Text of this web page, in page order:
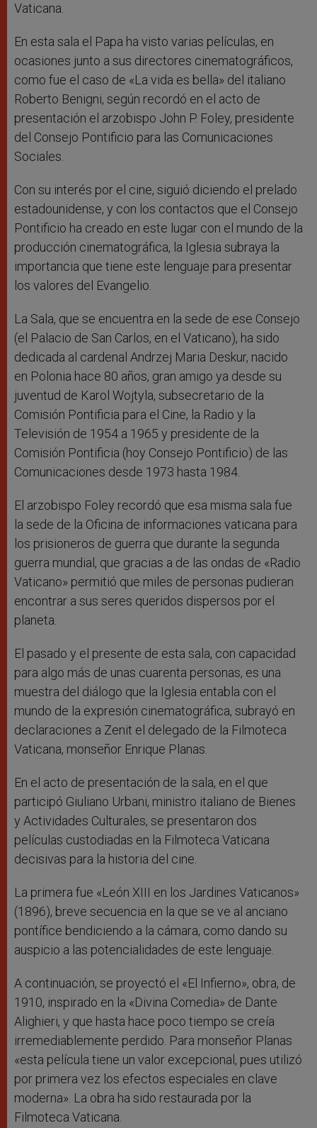
Vaticana.
En esta sala el Papa ha visto varias películas, en
ocasiones junto a sus directores cinematográficos,
como fue el caso de «La vida es bella» del italiano
Roberto Benigni, según recordó en el acto de
presentación el arzobispo John P. Foley, presidente
del Consejo Pontificio para las Comunicaciones
Sociales.
Con su interés por el cine, siguió diciendo el prelado
estadounidense, y con los contactos que el Consejo
Pontificio ha creado en este lugar con el mundo de la
producción cinematográfica, la Iglesia subraya la
importancia que tiene este lenguaje para presentar
los valores del Evangelio.
La Sala, que se encuentra en la sede de ese Consejo
(el Palacio de San Carlos, en el Vaticano), ha sido
dedicada al cardenal Andrzej Maria Deskur, nacido
en Polonia hace 80 años, gran amigo ya desde su
juventud de Karol Wojtyla, subsecretario de la
Comisión Pontificia para el Cine, la Radio y la
Televisión de 1954 a 1965 y presidente de la
Comisión Pontificia (hoy Consejo Pontificio) de las
Comunicaciones desde 1973 hasta 1984.
El arzobispo Foley recordó que esa misma sala fue
la sede de la Oficina de informaciones vaticana para
los prisioneros de guerra que durante la segunda
guerra mundial, que gracias a de las ondas de «Radio
Vaticano» permitió que miles de personas pudieran
encontrar a sus seres queridos dispersos por el
planeta.
El pasado y el presente de esta sala, con capacidad
para algo más de unas cuarenta personas, es una
muestra del diálogo que la Iglesia entabla con el
mundo de la expresión cinematográfica, subrayó en
declaraciones a Zenit el delegado de la Filmoteca
Vaticana, monseñor Enrique Planas.
En el acto de presentación de la sala, en el que
participó Giuliano Urbani, ministro italiano de Bienes
y Actividades Culturales, se presentaron dos
películas custodiadas en la Filmoteca Vaticana
decisivas para la historia del cine.
La primera fue «León XIII en los Jardines Vaticanos»
(1896), breve secuencia en la que se ve al anciano
pontífice bendiciendo a la cámara, como dando su
auspicio a las potencialidades de este lenguaje.
A continuación, se proyectó el «El Infierno», obra, de
1910, inspirado en la «Divina Comedia» de Dante
Alighieri, y que hasta hace poco tiempo se creía
irremediablemente perdido. Para monseñor Planas
«esta película tiene un valor excepcional, pues utilizó
por primera vez los efectos especiales en clave
moderna». La obra ha sido restaurada por la
Filmoteca Vaticana.